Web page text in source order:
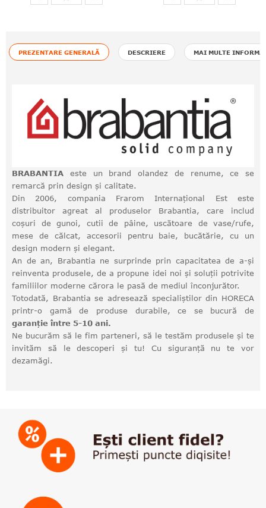
PREZENTARE GENERALĂ DESCRIERE MAI MULTE
BRABANTIA este un brand olandez de renume, ce se
remarcă prin design și calitate.
Din 2006, compania Frarom Internațional Est este
distribuitor agreat al produselor Brabantia, care includ
coșuri de gunoi, cutii de pâine, uscătoare de vase/rufe,
mese de călcat, accesorii pentru baie, bucătărie, cu un
design modern și elegant.
An de an, Brabantia ne surprinde prin capacitatea de a-și
reinventa produsele, de a propune idei noi și soluții potrivite
familiilor moderne cărora le pasă de mediul înconjurător.
Totodată, Brabantia se adresează specialiștilor din HORECA
printr-o gamă de produse durabile, ce se bucură de
garanție între 5-10 ani.
Ne bucurăm să le fim parteneri, să le testăm produsele și te
invităm să le descoperi și tu! Cu siguranță nu te vor
dezamăgi.